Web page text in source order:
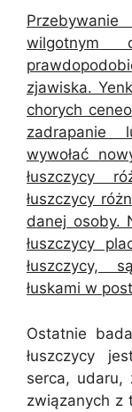
wilgotnym
zjawiska.
chorych
zadrapanie
wywołać
łuszczycy
łuszczycy
danej osoby.
łuszczycy
łuszczycy,
łuskami w
Ostatnie
łuszczycy
serca, udaru,
związanych z